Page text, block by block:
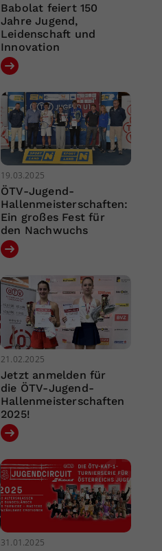
Babolat feiert 150
Jahre Jugend,
Leidenschaft und
Innovation
19.03.2025
ÖTV-Jugend-
Hallenmeisterschaften:
Ein großes Fest für
den Nachwuchs
21.02.2025
Jetzt anmelden für
die ÖTV-Jugend-
Hallenmeisterschaften
2025!
31.01.2025